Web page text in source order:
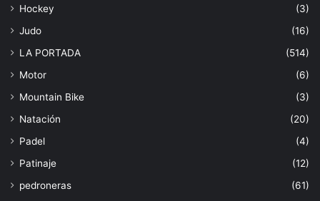
Hockey
(3)
Judo
(16)
LA PORTADA
(514)
Motor
(6)
Mountain Bike
(3)
Natación
(20)
Padel
(4)
Patinaje
(12)
pedroneras
(61)